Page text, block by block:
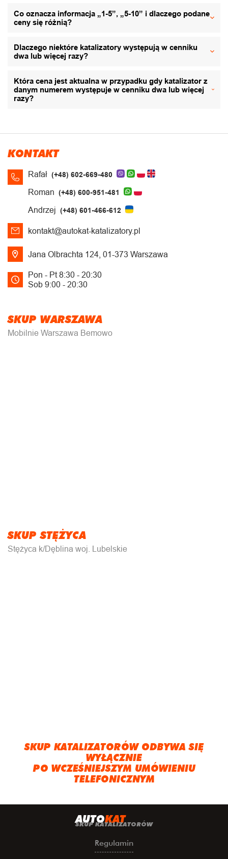
Co oznacza informacja „1-5”, „5-10” i dlaczego podane
ceny się różnią?
Dlaczego niektóre katalizatory występują w cenniku
dwa lub więcej razy?
Która cena jest aktualna w przypadku gdy katalizator z
danym numerem występuje w cenniku dwa lub więcej
razy?
KONTAKT
Rafał (+48) 602-669-480
Roman (+48) 600-951-481
Andrzej (+48) 601-466-612
kontakt@autokat-katalizatory.pl
Jana Olbrachta 124, 01-373 Warszawa
Pon - Pt 8:30 - 20:30
Sob 9:00 - 20:30
SKUP WARSZAWA
Mobilnie Warszawa Bemowo
SKUP STĘŻYCA
Stężyca k/Dęblina woj. Lubelskie
SKUP KATALIZATORÓW ODBYWA SIĘ
WYŁĄCZNIE
PO WCZEŚNIEJSZYM UMÓWIENIU
TELEFONICZNYM
AUTOKAT
SKUP KATALIZATORÓW
Regulamin